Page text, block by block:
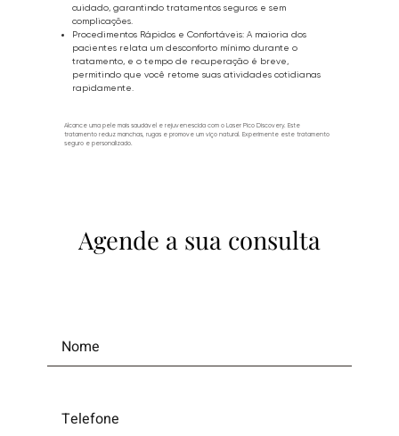
cuidado, garantindo tratamentos seguros e sem
complicações.
Procedimentos Rápidos e Confortáveis: A maioria dos
pacientes relata um desconforto mínimo durante o
tratamento, e o tempo de recuperação é breve,
permitindo que você retome suas atividades cotidianas
rapidamente.
Alcance uma pele mais saudável e rejuvenescida com o Laser Pico Discovery. Este
tratamento reduz manchas, rugas e promove um viço natural. Experimente este tratamento
seguro e personalizado.
Agende a sua consulta